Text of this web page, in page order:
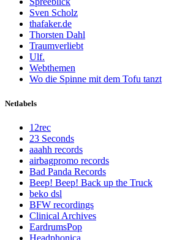
Sven Scholz
thafaker.de
Thorsten Dahl
Traumverliebt
Ulf.
Webthemen
Wo die Spinne mit dem Tofu tanzt
Netlabels
12rec
23 Seconds
aaahh records
airbagpromo records
Bad Panda Records
Beep! Beep! Back up the Truck
beko dsl
BFW recordings
Clinical Archives
EardrumsPop
Headphonica